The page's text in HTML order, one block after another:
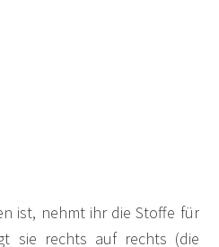
ist, nehmt ihr die Stoffe für
sie rechts auf rechts (die